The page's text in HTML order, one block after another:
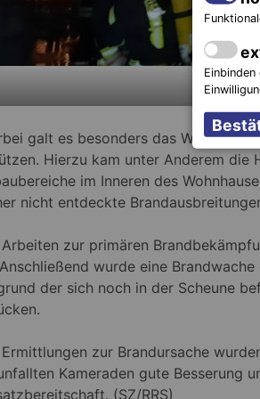
galt es besonders das Wohnhaus
Hierzu kam unter Anderem
im Inneren des
nicht entdeckte
zur primären
wurde eine
der sich noch in der Scheune
zur Brandursache
Kameraden gute Besserung
(SZ/RRS)